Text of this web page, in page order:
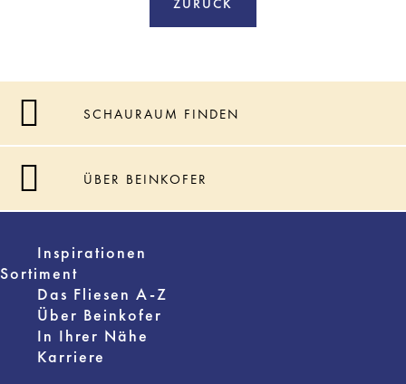
ZURÜCK
SCHAURAUM FINDEN
ÜBER BEINKOFER
Inspirationen
Sortiment
Das Fliesen A-Z
Über Beinkofer
In Ihrer Nähe
Karriere